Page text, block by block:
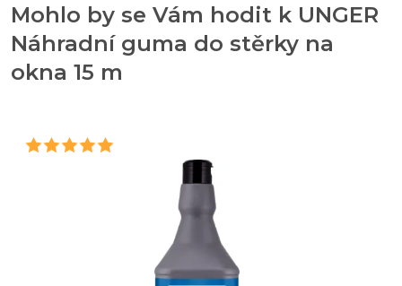
Mohlo by se Vám hodit k UNGER
Náhradní guma do stěrky na
okna 15 m